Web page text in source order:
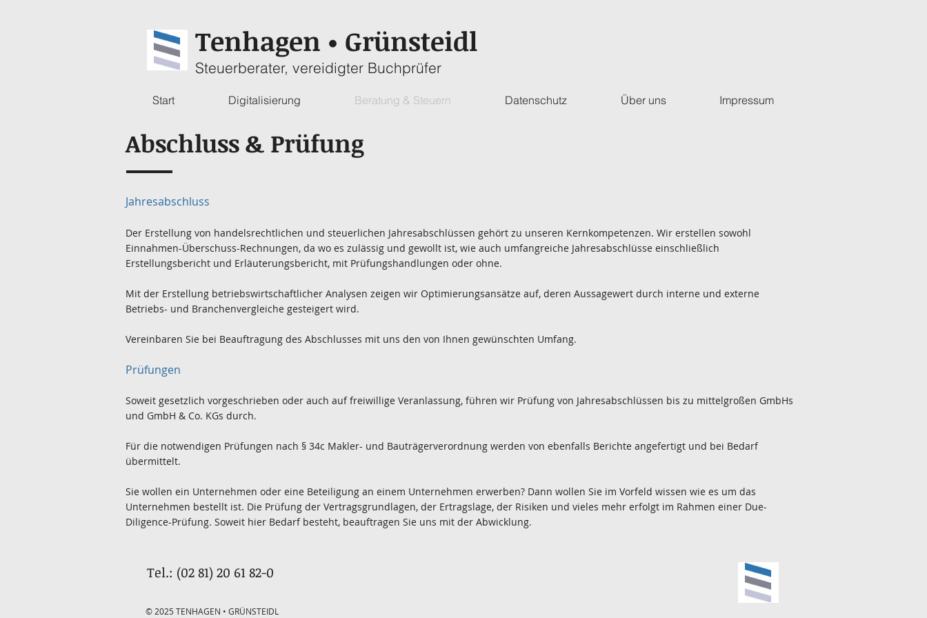
Tenhagen • Grünsteidl
Steuerberater, vereidigter Buchprüfer
Start Digitalisierung Beratung & Steuern Datenschutz Über uns Impressum
Abschluss & Prüfung
Jahresabschluss
Der Erstellung von handelsrechtlichen und steuerlichen Jahresabschlüssen gehört zu unseren Kernkompetenzen. Wir erstellen sowohl
Einnahmen-Überschuss-Rechnungen, da wo es zulässig und gewollt ist, wie auch umfangreiche Jahresabschlüsse einschließlich
Erstellungsbericht und Erläuterungsbericht, mit Prüfungshandlungen oder ohne.
Mit der Erstellung betriebswirtschaftlicher Analysen zeigen wir Optimierungsansätze auf, deren Aussagewert durch interne und externe
Betriebs- und Branchenvergleiche gesteigert wird.
Vereinbaren Sie bei Beauftragung des Abschlusses mit uns den von Ihnen gewünschten Umfang.
Prüfungen
Soweit gesetzlich vorgeschrieben oder auch auf freiwillige Veranlassung, führen wir Prüfung von Jahresabschlüssen bis zu mittelgroßen GmbHs
und GmbH & Co. KGs durch.
Für die notwendigen Prüfungen nach § 34c Makler- und Bauträgerverordnung werden von ebenfalls Berichte angefertigt und bei Bedarf
übermittelt.
Sie wollen ein Unternehmen oder eine Beteiligung an einem Unternehmen erwerben? Dann wollen Sie im Vorfeld wissen wie es um das
Unternehmen bestellt ist. Die Prüfung der Vertragsgrundlagen, der Ertragslage, der Risiken und vieles mehr erfolgt im Rahmen einer Due-
Diligence-Prüfung. Soweit hier Bedarf besteht, beauftragen Sie uns mit der Abwicklung.
© 2025 TENHAGEN • GRÜNSTEIDL
Tel.: (02 81) 20 61 82-0